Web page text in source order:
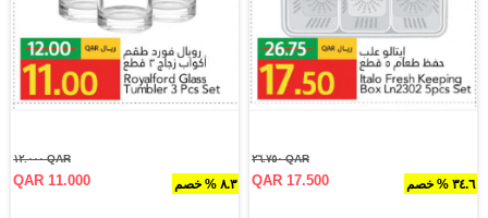
٣٤.٦ % خصم
QAR ٢٦.٧٥٠
QAR 17.500 ٨.٣ % خصم
QAR ١٢.٠٠٠
QAR 11.000